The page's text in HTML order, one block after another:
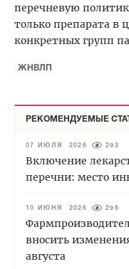
перечневую
только препарата в
конкретных групп
ЖНВЛП
РЕКОМЕНДУЕМЫЕ
07 ИЮЛЯ 2026 293
Включение
перечни: место
10 ИЮНЯ 2026 296
вносить
августа